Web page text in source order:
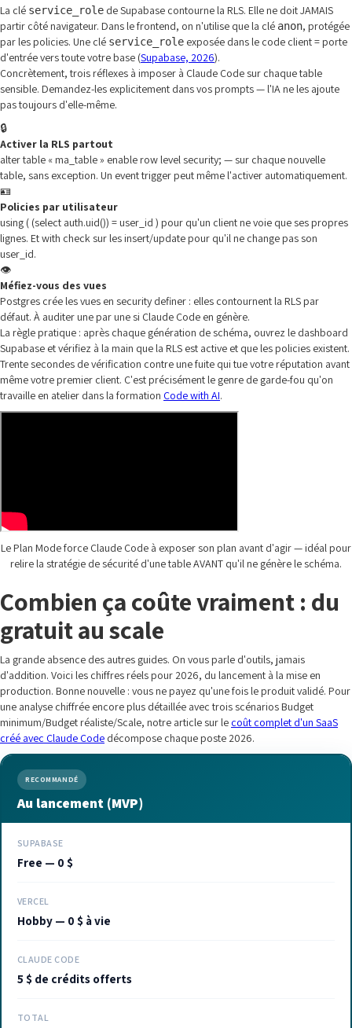
La clé service_role de Supabase contourne la RLS. Elle ne doit JAMAIS
partir côté navigateur. Dans le frontend, on n'utilise que la clé anon, protégée
par les policies. Une clé service_role exposée dans le code client = porte
d'entrée vers toute votre base (Supabase, 2026).
Concrètement, trois réflexes à imposer à Claude Code sur chaque table
sensible. Demandez-les explicitement dans vos prompts — l'IA ne les ajoute
pas toujours d'elle-même.
🔒
Activer la RLS partout
alter table « ma_table » enable row level security; — sur chaque nouvelle
table, sans exception. Un event trigger peut même l'activer automatiquement.
🪪
Policies par utilisateur
using ( (select auth.uid()) = user_id ) pour qu'un client ne voie que ses propres
lignes. Et with check sur les insert/update pour qu'il ne change pas son
user_id.
👁️
Méfiez-vous des vues
Postgres crée les vues en security definer : elles contournent la RLS par
défaut. À auditer une par une si Claude Code en génère.
La règle pratique : après chaque génération de schéma, ouvrez le dashboard
Supabase et vérifiez à la main que la RLS est active et que les policies existent.
Trente secondes de vérification contre une fuite qui tue votre réputation avant
même votre premier client. C'est précisément le genre de garde-fou qu'on
travaille en atelier dans la formation Code with AI.
Le Plan Mode force Claude Code à exposer son plan avant d'agir — idéal pour
relire la stratégie de sécurité d'une table AVANT qu'il ne génère le schéma.
Combien ça coûte vraiment : du
gratuit au scale
La grande absence des autres guides. On vous parle d'outils, jamais
d'addition. Voici les chiffres réels pour 2026, du lancement à la mise en
production. Bonne nouvelle : vous ne payez qu'une fois le produit validé. Pour
une analyse chiffrée encore plus détaillée avec trois scénarios Budget
minimum/Budget réaliste/Scale, notre article sur le coût complet d'un SaaS
créé avec Claude Code décompose chaque poste 2026.
RECOMMANDÉ
Au lancement (MVP)
SUPABASE
Free — 0 $
VERCEL
Hobby — 0 $ à vie
CLAUDE CODE
5 $ de crédits offerts
TOTAL